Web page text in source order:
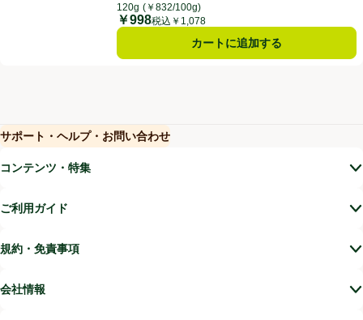
120g (￥832/100g)
価格
￥998税込￥1,078
カートに追加する
サポート・ヘルプ・お問い合わせ
(新しいウィンドウで開く)
コンテンツ・特集
ご利用ガイド
規約・免責事項
会社情報